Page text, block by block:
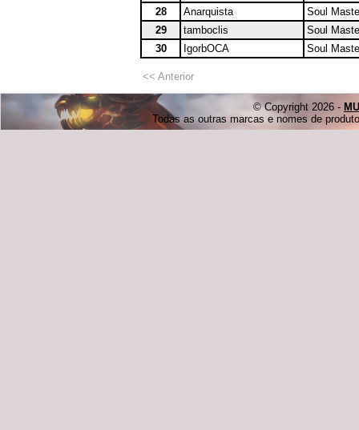
28
Anarquista
Soul
29
tamboclis
Soul
30
IgorbOCA Soul
<< Anterior
© Copyright 2026 -
Todas as outras marcas e nomes de